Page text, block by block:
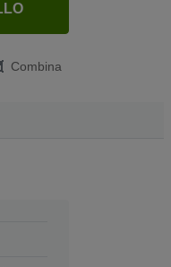
Combina